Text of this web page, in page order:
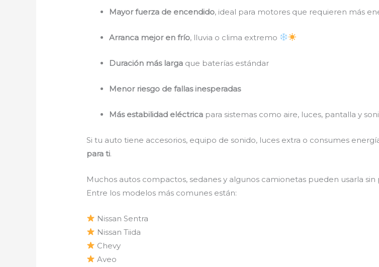
Mayor fuerza de encendido, ideal para motores que requieren más
Arranca mejor en frío, lluvia o clima extremo
Duración más larga que baterías estándar
Menor riesgo de fallas inesperadas
Más estabilidad eléctrica para sistemas como aire, luces, pantalla y
Si tu auto tiene accesorios, equipo de sonido, luces extra o consumes
para ti.
Muchos autos compactos, sedanes y algunos camionetas pueden usarla
Entre los modelos más comunes están:
Nissan Sentra
Nissan Tiida
Chevy
Aveo